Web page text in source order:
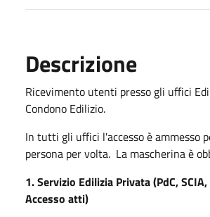
Descrizione
Ricevimento utenti presso gli uffici
Condono Edilizio.
In tutti gli uffici l'accesso è ammesso
persona per volta. La mascherina è
1. Servizio Edilizia Privata (PdC, SCIA,
Accesso atti)